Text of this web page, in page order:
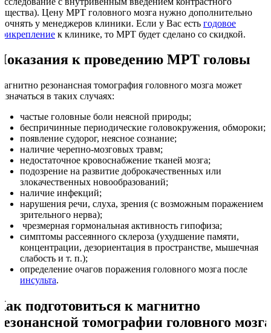
Цену МРТ головного мозга нужно дополнительно
у менеджеров клиники. Если у Вас есть годовое
к клинике, то МРТ будет сделано со скидкой.
к проведению МРТ головы
резонансная томография головного мозга может
в таких случаях:
частые головные боли неясной природы;
беспричинные периодические головокружения, обмороки;
появление судорог, неясное сознание;
наличие черепно-мозговых травм;
недостаточное кровоснабжение тканей мозга;
подозрение на развитие доброкачественных или
злокачественных новообразований;
наличие инфекций;
нарушения речи, слуха, зрения (с возможным поражением
зрительного нерва);
чрезмерная гормональная активность гипофиза;
симптомы рассеянного склероза (ухудшение памяти,
концентрации, дезориентация в пространстве, мышечная
слабость и т. п.);
определение очагов поражения головного мозга после
инсульта.
подготовиться к магнитно
томографии головного мозга